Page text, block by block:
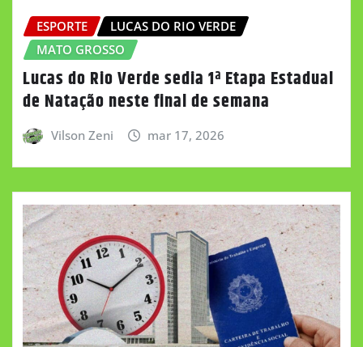
ESPORTE
LUCAS DO RIO VERDE
MATO GROSSO
Lucas do Rio Verde sedia 1ª Etapa Estadual
de Natação neste final de semana
Vilson Zeni mar 17, 2026